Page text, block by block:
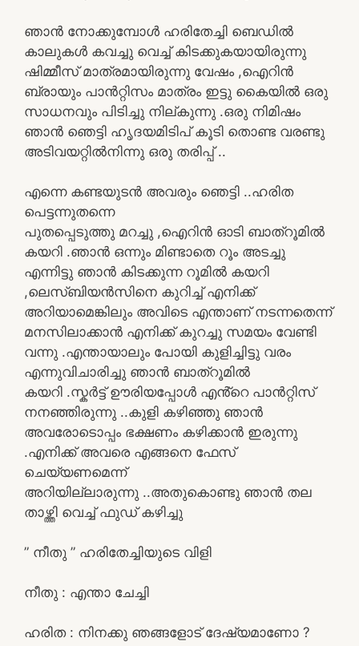
ഞാൻ നോക്കുമ്പോൾ ഹരിതേച്ചി ബെഡിൽ
കാലുകൾ കവച്ചു വെച്ച് കിടക്കുകയായിരുന്നു
ഷിമ്മീസ് മാത്രമായിരുന്നു വേഷം ,ഐറിൻ
ബ്രായും പാൻറ്റിസം മാത്രം ഇട്ടു കൈയിൽ ഒരു
സാധനവും പിടിച്ചു നില്കുന്നു .ഒരു നിമിഷം
ഞാൻ ഞെട്ടി ഹൃദയമിടിപ് കൂടി തൊണ്ട വരണ്ടു
അടിവയറ്റിൽനിന്നു ഒരു തരിപ്പ് ..
എന്നെ കണ്ടയുടൻ അവരും ഞെട്ടി ..ഹരിത
പെട്ടന്നുതന്നെ
പുതപ്പെടുത്തു മറച്ചു ,ഐറിൻ ഓടി ബാത്‌റൂമിൽ
കയറി .ഞാൻ ഒന്നും മിണ്ടാതെ റൂം അടച്ചു
എന്നിട്ടു ഞാൻ കിടക്കുന്ന റൂമിൽ കയറി
,ലെസ്ബിയൻസിനെ കുറിച്ച് എനിക്ക്
അറിയാമെങ്കിലും അവിടെ എന്താണ് നടന്നതെന്ന്
മനസിലാക്കാൻ എനിക്ക് കുറച്ചു സമയം വേണ്ടി
വന്നു .എന്തായാലും പോയി കുളിച്ചിട്ടു വരം
എന്നുവിചാരിച്ചു ഞാൻ ബാത്‌റൂമിൽ
കയറി .സ്കർട്ട് ഊരിയപ്പോൾ എൻ്റെ പാൻറ്റിസ്
നനഞ്ഞിരുന്നു ..കുളി കഴിഞ്ഞു ഞാൻ
അവരോടൊപ്പം ഭക്ഷണം കഴിക്കാൻ ഇരുന്നു
.എനിക്ക് അവരെ എങ്ങനെ ഫേസ്
ചെയ്യണമെന്ന്
അറിയില്ലാരുന്നു ..അതുകൊണ്ടു ഞാൻ തല
താഴ്ത്തി വെച്ച് ഫുഡ് കഴിച്ചു
” നീതു ” ഹരിതേച്ചിയുടെ വിളി
നീതു : എന്താ ചേച്ചി
ഹരിത : നിനക്കു ഞങ്ങളോട് ദേഷ്യമാണോ ?